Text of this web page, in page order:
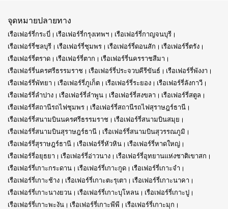
จุดหมายปลายทาง
เรือเฟอร์รี่กระบี่ เรือเฟอร์รี่กรุงเทพฯ
เรือเฟอร์รี่กาญจนบุรี
เรือเฟอร์รี่ชลบุรี
เรือเฟอร์รี่ชุมพร เรือเฟอร์รี่ดอนสัก
เรือเฟอร์รี่ตรัง
เรือเฟอร์รี่ตราด
เรือเฟอร์รี่ตาก
เรือเฟอร์รี่นครราชสีมา
เรือเฟอร์รี่นครศรีธรรมราช
เรือเฟอร์รี่ประจวบคีรีขันธ์
เรือเฟอร์รี่พังงา
เรือเฟอร์รี่พัทยา
เรือเฟอร์รี่ภูเก็ต เรือเฟอร์รี่ระยอง
เรือเฟอร์รี่ลังกาวี
เรือเฟอร์รี่ลำปาง
เรือเฟอร์รี่ลำพูน เรือเฟอร์รี่สงขลา
เรือเฟอร์รี่สตูล
เรือเฟอร์รี่สถานีรถไฟชุมพร
เรือเฟอร์รี่สถานีรถไฟสุราษฎร์ธานี
เรือเฟอร์รี่สนามบินนครศรีธรรมราช
เรือเฟอร์รี่สนามบินสมุย
เรือเฟอร์รี่สนามบินสุราษฎร์ธานี
เรือเฟอร์รี่สนามบินสุวรรณภูมิ
เรือเฟอร์รี่สุราษฎร์ธานี
เรือเฟอร์รี่หัวหิน
เรือเฟอร์รี่หาดใหญ่
เรือเฟอร์รี่อยุธยา
เรือเฟอร์รี่อ่าวนาง
เรือเฟอร์รี่อุทยานแห่งชาติเขาสก
เรือเฟอร์รี่เกาะกระดาน
เรือเฟอร์รี่เกาะกูด
เรือเฟอร์รี่เกาะจำ
เรือเฟอร์รี่เกาะช้าง
เรือเฟอร์รี่เกาะตะรุเตา
เรือเฟอร์รี่เกาะนาคา
เรือเฟอร์รี่เกาะนางยวน
เรือเฟอร์รี่เกาะบุโหลน
เรือเฟอร์รี่เกาะปู
เรือเฟอร์รี่เกาะพะงัน
เรือเฟอร์รี่เกาะพีพี
เรือเฟอร์รี่เกาะมุก